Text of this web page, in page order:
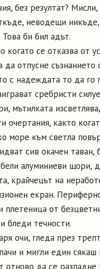
без резултат?
неводещи
Това би бил адът.
когато се отказва от
да отпусне съзнанието
с надеждата то да го
сребристи
мътилката
очертания, както
море към светла
сив окачен таван,
алуминиеви щори,
крайчецът на
екран.
плетеница от
бледи течности.
очи, гледа през
и мигли един сякаш
отново да се